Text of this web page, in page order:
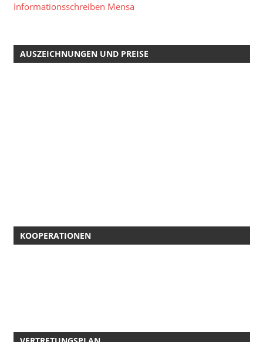
Informationsschreiben Mensa
AUSZEICHNUNGEN UND PREISE
KOOPERATIONEN